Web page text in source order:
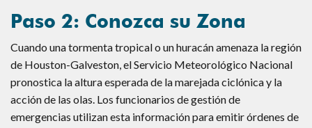
Paso 2: Conozca su Zona
Cuando una tormenta tropical o un huracán amenaza la región
de Houston-Galveston, el Servicio Meteorológico Nacional
pronostica la altura esperada de la marejada ciclónica y la
acción de las olas. Los funcionarios de gestión de
emergencias utilizan esta información para emitir órdenes de